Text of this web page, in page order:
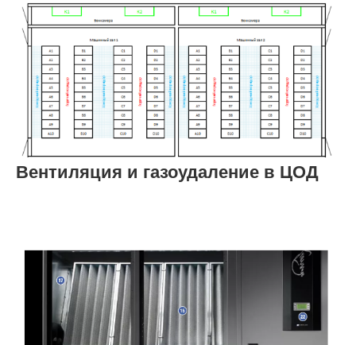
Вентиляция и газоудаление в ЦОД